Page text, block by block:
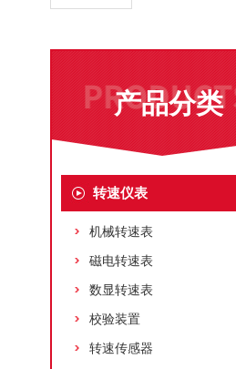
产品分类
转速仪表
机械转速表
磁电转速表
数显转速表
校验装置
转速传感器